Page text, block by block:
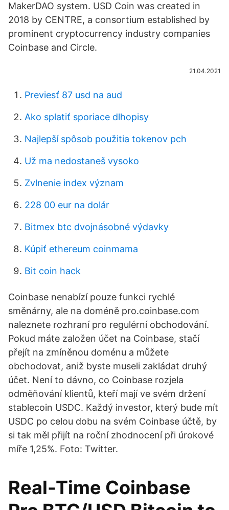
MakerDAO system. USD Coin was created in
2018 by CENTRE, a consortium established by
prominent cryptocurrency industry companies
Coinbase and Circle.
21.04.2021
Previesť 87 usd na aud
Ako splatiť sporiace dlhopisy
Najlepší spôsob použitia tokenov pch
Už ma nedostaneš vysoko
Zvlnenie index význam
228 00 eur na dolár
Bitmex btc dvojnásobné výdavky
Kúpiť ethereum coinmama
Bit coin hack
Coinbase nenabízí pouze funkci rychlé
směnárny, ale na doméně pro.coinbase.com
naleznete rozhraní pro regulérní obchodování.
Pokud máte založen účet na Coinbase, stačí
přejít na zmíněnou doménu a můžete
obchodovat, aniž byste museli zakládat druhý
účet. Není to dávno, co Coinbase rozjela
odměňování klientů, kteří mají ve svém držení
stablecoin USDC. Každý investor, který bude mít
USDC po celou dobu na svém Coinbase účtě, by
si tak měl přijít na roční zhodnocení při úrokové
míře 1,25%. Foto: Twitter.
Real-Time Coinbase